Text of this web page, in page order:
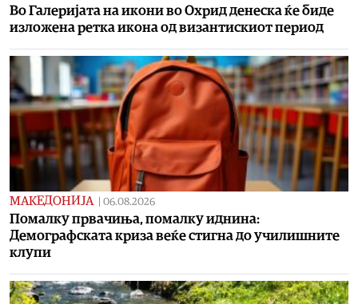
Во Галеријата на икони во Охрид денеска ќе биде
изложена ретка икона од византискиот период
МАКЕДОНИЈА 06.08.2026
Помалку првачиња, помалку иднина:
Демографската криза веќе стигна до училишните
клупи